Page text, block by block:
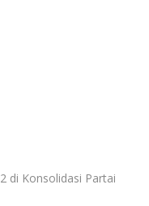
di Konsolidasi Partai